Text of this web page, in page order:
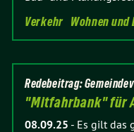
Verkehr Wohnen und
Redebeitrag:
"Mitfahrbank" für
08.09.25 - Es gilt das